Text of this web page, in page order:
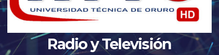
Radio y Televisión